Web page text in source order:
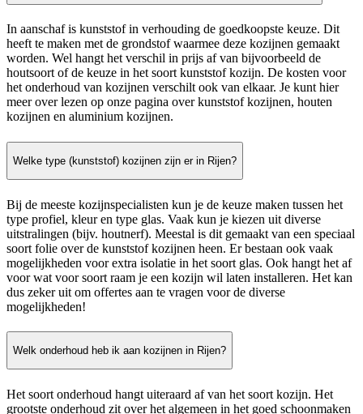
In aanschaf is kunststof in verhouding de goedkoopste keuze. Dit
heeft te maken met de grondstof waarmee deze kozijnen gemaakt
worden. Wel hangt het verschil in prijs af van bijvoorbeeld de
houtsoort of de keuze in het soort kunststof kozijn. De kosten voor
het onderhoud van kozijnen verschilt ook van elkaar. Je kunt hier
meer over lezen op onze pagina over kunststof kozijnen, houten
kozijnen en aluminium kozijnen.
Welke type (kunststof) kozijnen zijn er in Rijen?
Bij de meeste kozijnspecialisten kun je de keuze maken tussen het
type profiel, kleur en type glas. Vaak kun je kiezen uit diverse
uitstralingen (bijv. houtnerf). Meestal is dit gemaakt van een speciaal
soort folie over de kunststof kozijnen heen. Er bestaan ook vaak
mogelijkheden voor extra isolatie in het soort glas. Ook hangt het af
voor wat voor soort raam je een kozijn wil laten installeren. Het kan
dus zeker uit om offertes aan te vragen voor de diverse
mogelijkheden!
Welk onderhoud heb ik aan kozijnen in Rijen?
Het soort onderhoud hangt uiteraard af van het soort kozijn. Het
grootste onderhoud zit over het algemeen in het goed schoonmaken